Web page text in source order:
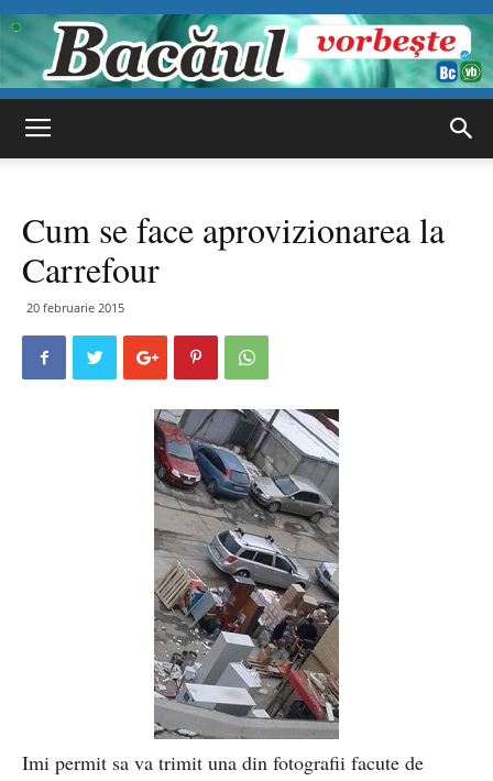
vorbește
Cum se face aprovizionarea la
Carrefour
20 februarie 2015
Imi permit sa va trimit una din fotografii facute de